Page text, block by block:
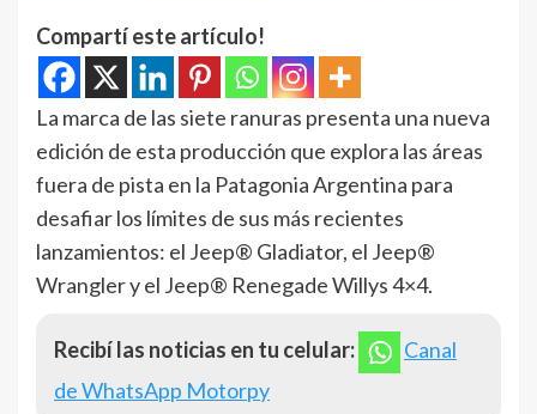
Compartí este artículo!
La marca de las siete ranuras presenta una nueva
edición de esta producción que explora las áreas
fuera de pista en la Patagonia Argentina para
desafiar los límites de sus más recientes
lanzamientos: el Jeep® Gladiator, el Jeep®
Wrangler y el Jeep® Renegade Willys 4×4.
Recibí las noticias en tu celular:
Canal
de WhatsApp Motorpy